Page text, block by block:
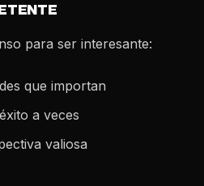
para ser interesante:
que importan
a veces
valiosa